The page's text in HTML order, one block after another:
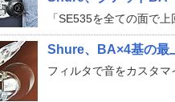
「SE535を全ての面で
Shure、BA×4基の最
フィルタで音をカスタ